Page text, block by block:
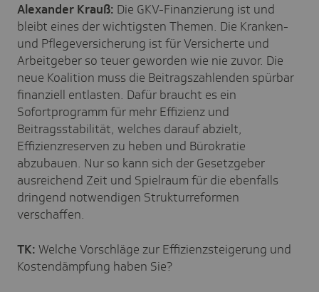
Alexander Krauß: Die GKV-Finanzierung ist und
bleibt eines der wichtigsten Themen. Die Kranken-
und Pflegeversicherung ist für Versicherte und
Arbeitgeber so teuer geworden wie nie zuvor. Die
neue Koalition muss die Beitragszahlenden spürbar
finanziell entlasten. Dafür braucht es ein
Sofortprogramm für mehr Effizienz und
Beitragsstabilität, welches darauf abzielt,
Effizienzreserven zu heben und Bürokratie
abzubauen. Nur so kann sich der Gesetzgeber
ausreichend Zeit und Spielraum für die ebenfalls
dringend notwendigen Strukturreformen
verschaffen.
TK: Welche Vorschläge zur Effizienzsteigerung und
Kostendämpfung haben Sie?